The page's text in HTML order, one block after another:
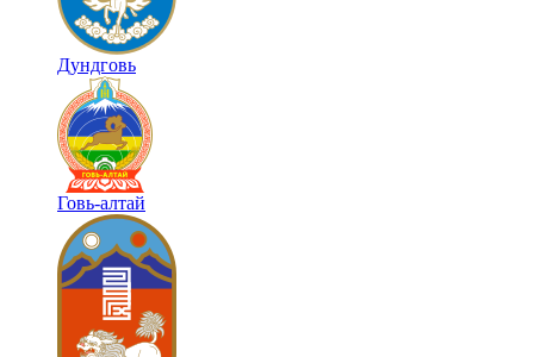
Дундговь
Говь-алтай